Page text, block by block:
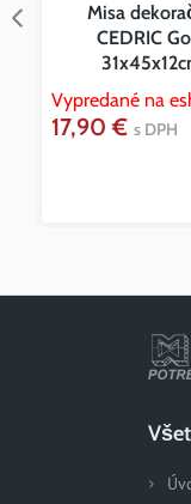
Misa
CEDRIC
Vypredané na
17,90 € s DPH